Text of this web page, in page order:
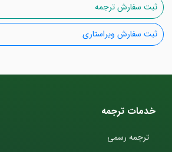
ثبت سفارش ترجمه
ثبت سفارش ویراستاری
خدمات ترجمه
ترجمه رسمی